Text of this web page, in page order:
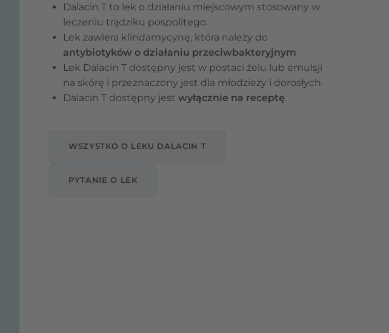
Dalacin T to lek o działaniu miejscowym stosowany w
leczeniu trądziku pospolitego.
Lek zawiera klindamycynę, która należy do
antybiotyków o działaniu przeciwbakteryjnym
Lek Dalacin T dostępny jest w postaci żelu lub emulsji
na skórę i przeznaczony jest dla młodzieży i dorosłych.
Dalacin T dostępny jest wyłącznie na receptę.
WSZYSTKO O LEKU DALACIN T
PYTANIE O LEK